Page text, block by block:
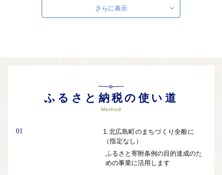
光客で賑わいます。戦国武将・毛利氏、吉川氏の遺跡群も数多
く残るほか、世界無形文化遺産である壬生の花田植、神楽など
さらに表示
ふるさと納税の使い道
Method
01
1.北広島町のまちづくり全般に
（指定なし）
ふるさと寄附条例の目的達成のた
めの事業に活用します